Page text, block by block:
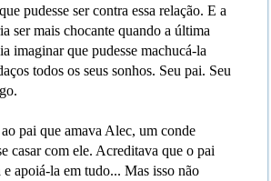
pudesse ser contra essa relação. E a
ser mais chocante quando a última
imaginar que pudesse machucá-la
todos os seus sonhos. Seu pai. Seu
pai que amava Alec, um conde
casar com ele. Acreditava que o pai
e apoiá-la em tudo... Mas isso não